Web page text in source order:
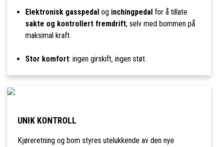
Elektronisk gasspedal og inchingpedal for å tillate
sakte og kontrollert fremdrift, selv med bommen på
maksimal kraft.
Stor komfort: ingen girskift, ingen støt.
UNIK KONTROLL
Kjøreretning og bom styres utelukkende av den nye